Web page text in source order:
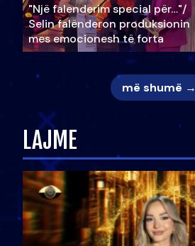
"Një falenderim special për…"/
Selin falënderon produksionin
mes emocionesh të forta
më shumë →
LAJME